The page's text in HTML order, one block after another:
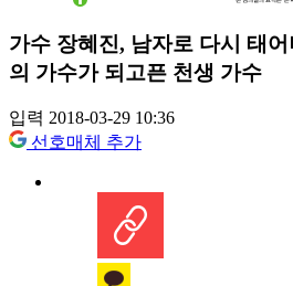
가수 장혜진, 남자로 다시 태
의 가수가 되고픈 천생 가수
입력 2018-03-29 10:36
선호매체 추가